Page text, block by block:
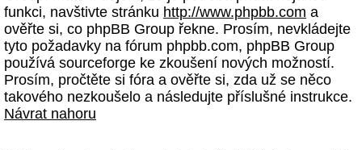
funkci, navštivte stránku http://www.phpbb.com a
ověřte si, co phpBB Group řekne. Prosím, nevkládejte
tyto požadavky na fórum phpbb.com, phpBB Group
používá sourceforge ke zkoušení nových možností.
Prosím, pročtěte si fóra a ověřte si, zda už se něco
takového nezkoušelo a následujte příslušné instrukce.
Návrat nahoru